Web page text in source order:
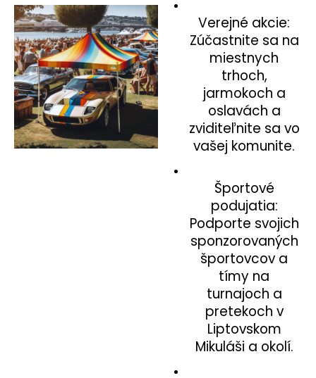
Verejné akcie:
Zúčastnite sa na
miestnych
trhoch,
jarmokoch a
oslavách a
zviditeľnite sa vo
vašej komunite.
Športové
podujatia:
Podporte svojich
sponzorovaných
športovcov a
tímy na
turnajoch a
pretekoch v
Liptovskom
Mikuláši a okolí.